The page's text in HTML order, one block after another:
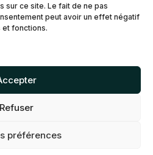
sur ce site. Le fait de ne pas
peut avoir un effet négatif
fonctions.
Refuser
préférences
(CA)
Tous
My Little
web